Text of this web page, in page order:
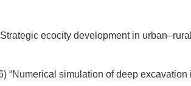
ecocity development in
“Numerical simulation of deep excavation